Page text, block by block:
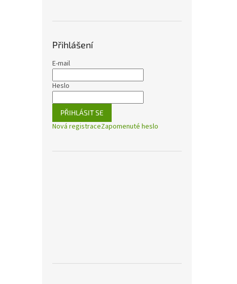
Přihlášení
E-mail
Heslo
PŘIHLÁSIT SE
Nová registraceZapomenuté heslo